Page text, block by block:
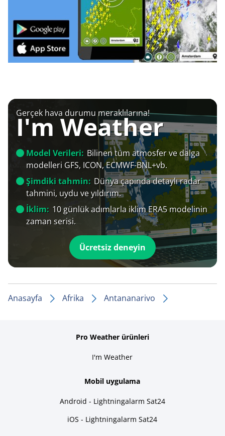
Gerçek hava durumu meraklılarına!
I'm Weather
Model Verileri: Bilinen tüm atmosfer ve dalga
modelleri GFS, ICON, ECMWF-BNL+vb.
Şimdiki tahmin: Dünya çapında detaylı radar
tahmini, uydu ve yıldırım.
İklim: 10 günlük adımlarla iklim ERA5 modelinin
zaman serisi.
Ücretsiz deneyin
Anasayfa Afrika Antananarivo
Pro Weather ürünleri
I'm Weather
Mobil uygulama
Android - Lightningalarm Sat24
iOS - Lightningalarm Sat24